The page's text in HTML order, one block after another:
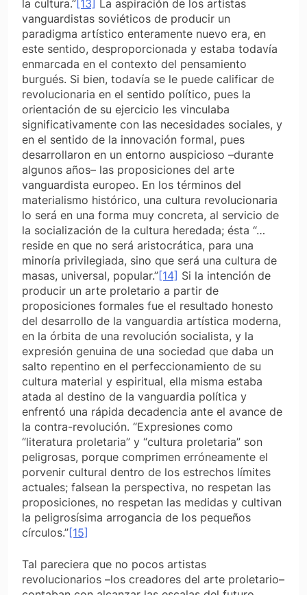
la cultura.” [13]
La aspiración de los artistas
vanguardistas soviéticos de producir un
paradigma artístico enteramente nuevo era, en
este sentido, desproporcionada y estaba todavía
enmarcada en el contexto del pensamiento
burgués. Si bien, todavía se le puede calificar de
revolucionaria en el sentido político, pues la
orientación de su ejercicio les vinculaba
significativamente con las necesidades sociales, y
en el sentido de la innovación formal, pues
desarrollaron en un entorno auspicioso –durante
algunos años– las proposiciones del arte
vanguardista europeo. En los términos del
materialismo histórico, una cultura revolucionaria
lo será en una forma muy concreta, al servicio de
la socialización de la cultura heredada; ésta “…
reside en que no será aristocrática, para una
minoría privilegiada, sino que será una cultura de
masas, universal, popular.”[14] Si la intención de
producir un arte proletario a partir de
proposiciones formales fue el resultado honesto
del desarrollo de la vanguardia artística moderna,
en la órbita de una revolución socialista, y la
expresión genuina de una sociedad que daba un
salto repentino en el perfeccionamiento de su
cultura material y espiritual, ella misma estaba
atada al destino de la vanguardia política y
enfrentó una rápida decadencia ante el avance de
la contra-revolución. “Expresiones como
“literatura proletaria” y “cultura proletaria” son
peligrosas, porque comprimen erróneamente el
porvenir cultural dentro de los estrechos límites
actuales; falsean la perspectiva, no respetan las
proposiciones, no respetan las medidas y cultivan
la peligrosísima arrogancia de los pequeños
círculos.”[15]
Tal pareciera que no pocos artistas
revolucionarios –los creadores del arte proletario–